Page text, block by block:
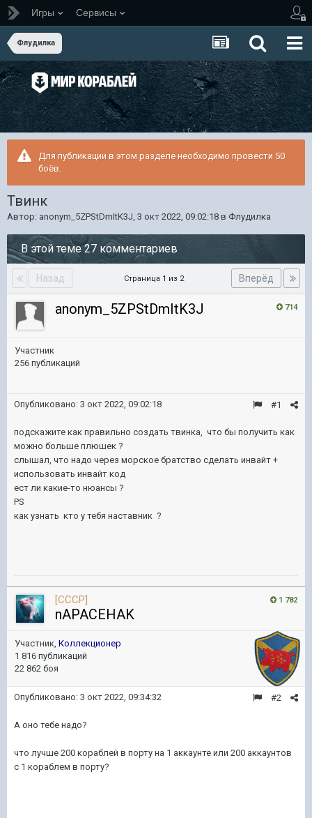
Игры Сервисы
Флудилка
Для публикации в этом разделе необходимо провести 50
боёв.
Твинк
Автор: anonym_5ZPStDmItK3J, 3 окт 2022, 09:02:18 в Флудилка
В этой теме 27 комментариев
Назад Вперёд
Страница 1 из 2
714
anonym_5ZPStDmItK3J
Участник
256 публикаций
#1
Опубликовано: 3 окт 2022, 09:02:18
подскажите как правильно создать твинка, что бы получить как
можно больше плюшек ?
слышал, что надо через морское братство сделать инвайт +
использовать инвайт код
ест ли какие-то нюансы ?
PS
как узнать кто у тебя наставник ?
1 782
[CCCP]
nAPACEHAK
Участник, Коллекционер
1 816 публикаций
22 862 боя
#2
Опубликовано: 3 окт 2022, 09:34:32
А оно тебе надо?
что лучше 200 кораблей в порту на 1 аккаунте или 200 аккаунтов
с 1 кораблем в порту?